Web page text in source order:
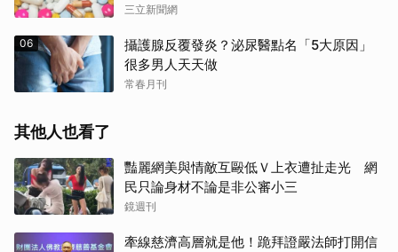
三立新聞網
06
攝護腺反覆發炎？泌尿醫點名「5大原因」
很多男人天天做
常春月刊
其他人也看了
豔麗網美與情敵互毆低Ｖ上衣遭扯走光 網
民只論身材不論是非公審小三
鏡週刊
牽線慈濟高層就是他！跪拜證嚴法師打開信